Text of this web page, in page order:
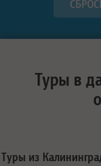
Туры в
Туры из